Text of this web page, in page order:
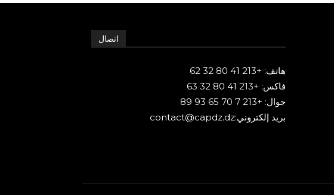
اتصال
هاتف: +213 41 80 32 62
فاكس: +213 41 80 32 63
جوال: +213 7 70 65 93 89
بريد إلكتروني:contact@capdz.dz